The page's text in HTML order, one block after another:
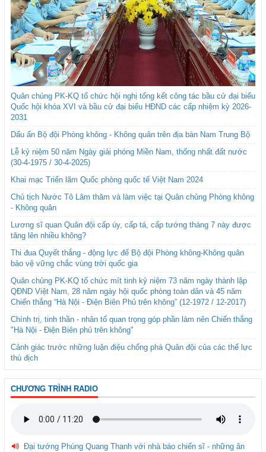
Quân chủng PK-KQ tổ chức hội nghị tổng kết công tác bầu cử đại biểu
Quốc hội khóa XVI và bầu cử đại biểu HĐND các cấp nhiệm kỳ 2026-
2031
Dấu ấn Bộ đội Phòng không - Không quân trên địa bàn Nam Trung Bộ
Lễ kỷ niệm 50 năm Ngày giải phóng Miền Nam, thống nhất đất nước
(30-4-1975 / 30-4-2025)
Khai mạc Triển lãm Quốc phòng quốc tế Việt Nam 2024
Chủ tịch Nước Tô Lâm thăm và làm việc tại Quân chủng Phòng không
- Không quân
Lương sĩ quan Quân đội cấp úy, cấp tá, cấp tướng tháng 7 này được
tăng lên nhiều không?
Thi đua Quyết thắng - động lực để Bộ đội Phòng không-Không quân
bảo vệ vững chắc vùng trời quốc gia
Quân chủng PK-KQ tổ chức mít tinh kỷ niệm 73 năm ngày thành lập
QĐND Việt Nam, 28 năm ngày hội quốc phòng toàn dân và 45 năm
Chiến thắng “Hà Nội - Điện Biên Phủ trên không” (12-1972 / 12-2017)
Chính trị, tinh thần - nhân tố quan trọng góp phần làm nên Chiến thắng
"Hà Nội - Điện Biên phủ trên không"
Cảnh giác trước những luận điệu chống phá Quân đội của các thế lực
thù địch
CHƯƠNG TRÌNH RADIO
Đại tướng Phùng Quang Thanh với nhà báo chiến sĩ - những ân